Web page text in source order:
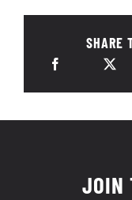
SHARE
JOIN